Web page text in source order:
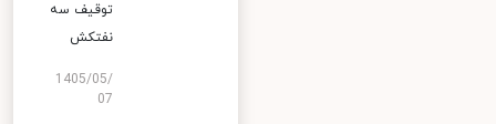
توقیف سه
نفتکش
1405/05/
07